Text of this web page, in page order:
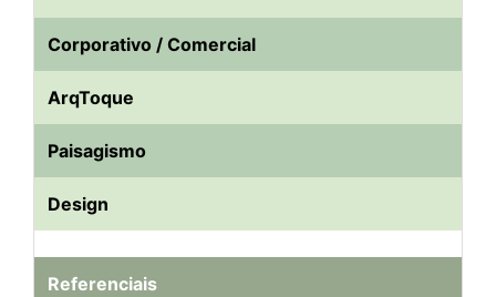
Corporativo / Comercial
ArqToque
Paisagismo
Design
Referenciais